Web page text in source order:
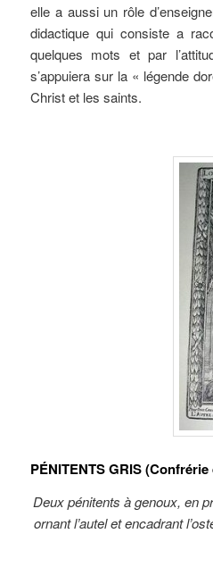
elle a aussi un rôle
didactique qui consiste a
quelques mots et par
s’appuiera sur la « légende
Christ et les saints.
PÉNITENTS GRIS (Confrérie
Deux pénitents à genoux, en
ornant l’autel et encadrant